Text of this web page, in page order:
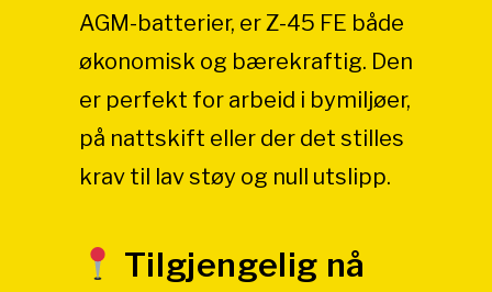
AGM-batterier, er Z-45 FE både
økonomisk og bærekraftig. Den
er perfekt for arbeid i bymiljøer,
på nattskift eller der det stilles
krav til lav støy og null utslipp.
Tilgjengelig nå